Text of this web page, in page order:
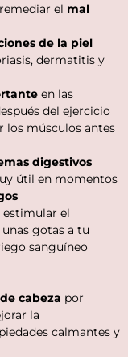
el mal
de la piel
dermatitis y
en las
del ejercicio
los músculos antes
digestivos
útil en momentos
estimular el
gotas a tu
sanguíneo
cabeza por
la
calmantes y